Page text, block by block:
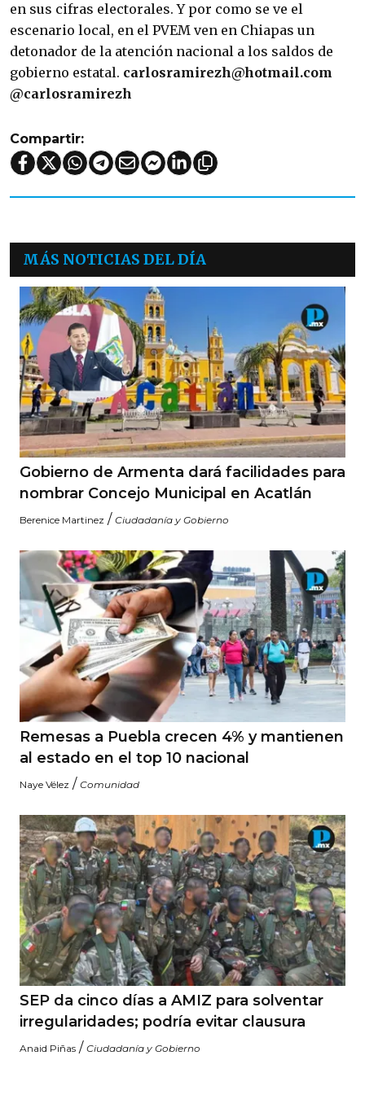
en sus cifras electorales. Y por como se ve el
escenario local, en el PVEM ven en Chiapas un
detonador de la atención nacional a los saldos de
gobierno estatal. carlosramirezh@hotmail.com
@carlosramirezh
Compartir:
MÁS NOTICIAS DEL DÍA
Gobierno de Armenta dará facilidades para
nombrar Concejo Municipal en Acatlán
Berenice Martinez / Ciudadanía y Gobierno
Remesas a Puebla crecen 4% y mantienen
al estado en el top 10 nacional
Naye Vélez / Comunidad
SEP da cinco días a AMIZ para solventar
irregularidades; podría evitar clausura
Anaid Piñas / Ciudadanía y Gobierno